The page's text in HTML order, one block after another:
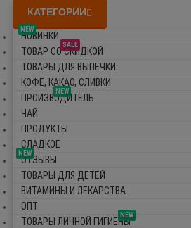
КАТЕГОРИИ
NEW
НОВИНКИ
SALE
ТОВАР СО СКИДКОЙ
ТОВАРЫ ДЛЯ ВЫПЕЧКИ
КОФЕ, КАКАО, СЛИВКИ
NEW
ПРОИЗВОДИТЕЛЬ
ЧАЙ
ПРОДУКТЫ
СЛАДКОЕ
NEW
ОТЗЫВЫ
ТОВАРЫ ДЛЯ ДЕТЕЙ
ВИТАМИНЫ И ЛЕКАРСТВА
ОПТ
NEW
ТОВАРЫ ЛИЧНОЙ ГИГИЕНЫ